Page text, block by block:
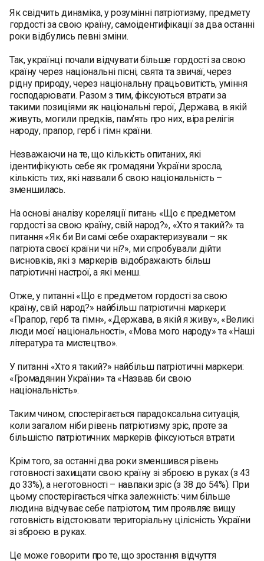
Як свідчить динаміка, у розумінні патріотизму, предмету
гордості за свою країну, самоідентифікації за два останні
роки відбулись певні зміни.
Так, українці почали відчувати більше гордості за свою
країну через національні пісні, свята та звичаї, через
рідну природу, через національну працьовитість, уміння
господарювати. Разом з тим, фіксуються втрати за
такими позиціями як національні герої, Держава, в якій
живуть, могили предків, пам’ять про них, віра релігія
народу, прапор, герб і гімн країни.
Незважаючи на те, що кількість опитаних, які
ідентифікують себе як громадяни України зросла,
кількість тих, які назвали б свою національність –
зменшилась.
На основі аналізу кореляції питань «Що є предметом
гордості за свою країну, свій народ?», «Хто я такий?» та
питання «Як би Ви самі себе охарактеризували – як
патріота своєї країни чи ні?», ми спробували дійти
висновків, які з маркерів відображають більш
патріотичні настрої, а які менш.
Отже, у питанні «Що є предметом гордості за свою
країну, свій народ?» найбільш патріотичні маркери:
«Прапор, герб та гімн», «Держава, в якій я живу», «Великі
люди моєї національності», «Мова мого народу» та «Наші
література та мистецтво».
У питанні «Хто я такий?» найбільш патріотичні маркери:
«Громадянин України» та «Назвав би свою
національність».
Таким чином, спостерігається парадоксальна ситуація,
коли загалом ніби рівень патріотизму зріс, проте за
більшістю патріотичних маркерів фіксуються втрати.
Крім того, за останні два роки зменшився рівень
готовності захищати свою країну зі зброєю в руках (з 43
до 33%), а неготовності – навпаки зріс (з 38 до 54%). При
цьому спостерігається чітка залежність: чим більше
людина відчуває себе патріотом, тим проявляє вищу
готовність відстоювати територіальну цілісність України
зі зброєю в руках.
Це може говорити про те, що зростання відчуття